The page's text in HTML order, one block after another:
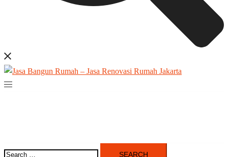
Search